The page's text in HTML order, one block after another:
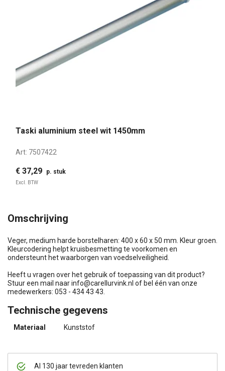
Al 130 jaar tevreden klanten
Taski aluminium steel wit 1450mm
Art: 7507422
€ 37,29 p. stuk
Excl. BTW
Omschrijving
Veger, medium harde borstelharen: 400 x 60 x 50 mm. Kleur groen.
Kleurcodering helpt kruisbesmetting te voorkomen en
ondersteunt het waarborgen van voedselveiligheid.
Heeft u vragen over het gebruik of toepassing van dit product?
Stuur een mail naarinfo@carellurvink.nl of bel één van onze
medewerkers: 053 - 434 43 43.
Technische gegevens
Materiaal Kunststof